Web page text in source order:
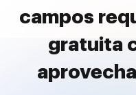
campos
gratuita